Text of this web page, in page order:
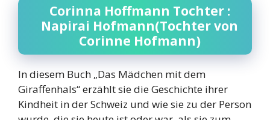
Corinna Hoffmann Tochter :
Napirai Hofmann(Tochter von
Corinne Hofmann)
In diesem Buch „Das Mädchen mit dem
Giraffenhals“ erzählt sie die Geschichte ihrer
Kindheit in der Schweiz und wie sie zu der Person